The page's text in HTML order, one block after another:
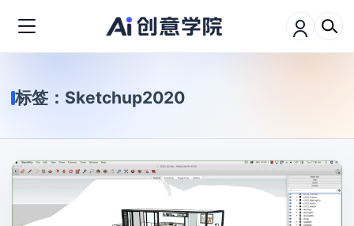
标签： Sketchup2020